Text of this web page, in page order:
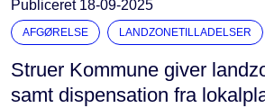
Publiceret 18-09-2025
AFGØRELSE LANDZONETILLADELSER
Struer Kommune giver
samt dispensation fra